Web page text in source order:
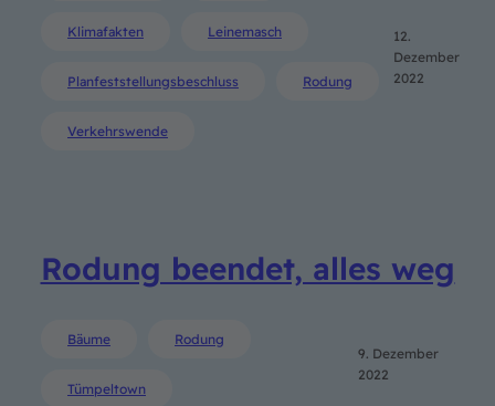
Klimafakten Leinemasch
Planfeststellungsbeschluss Rodung
Verkehrswende
12.
Dezember
2022
Rodung beendet, alles weg
Bäume Rodung
Tümpeltown
9. Dezember
2022